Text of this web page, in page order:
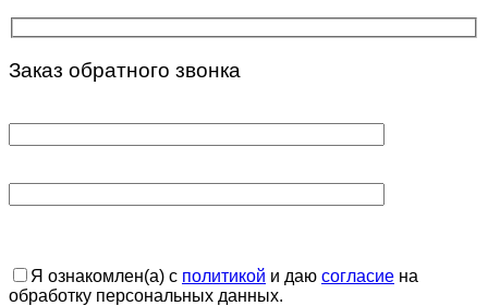
Заказ обратного звонка
Я ознакомлен(а) с политикой и даю согласие на
обработку персональных данных.